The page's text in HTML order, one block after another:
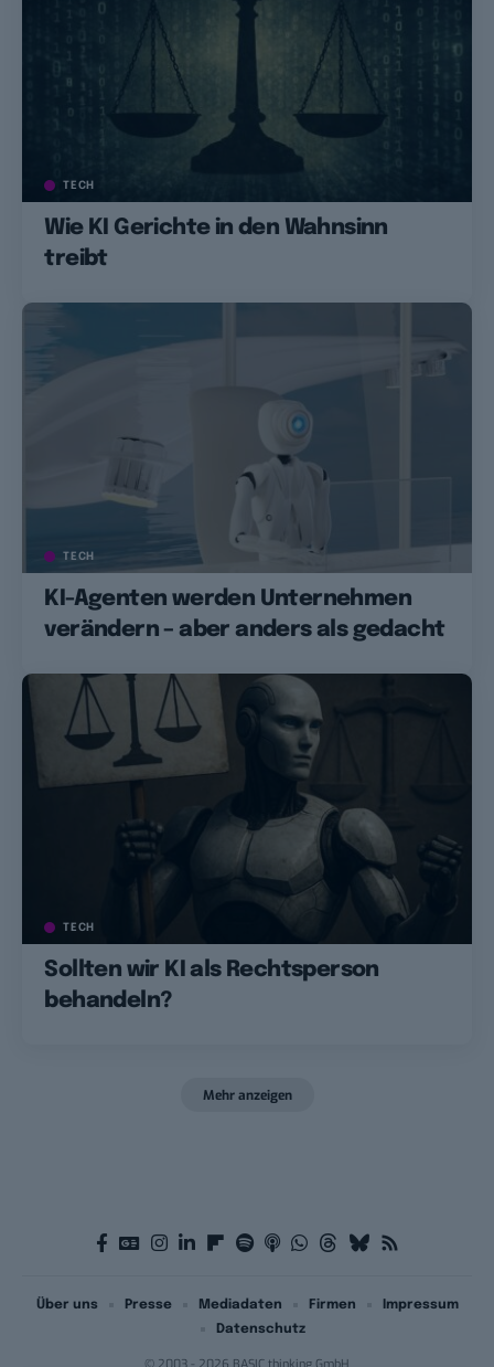
TECH
Wie KI Gerichte in den Wahnsinn
treibt
TECH
KI-Agenten werden Unternehmen
verändern – aber anders als gedacht
TECH
Sollten wir KI als Rechtsperson
behandeln?
Mehr anzeigen
Über uns Presse Mediadaten Firmen
Impressum
Datenschutz